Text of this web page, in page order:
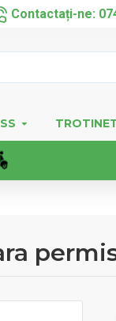
Contactați-ne: